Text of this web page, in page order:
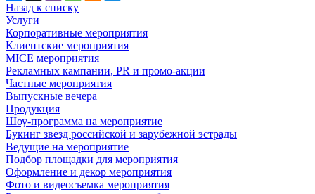
Назад к списку
Услуги
Корпоративные мероприятия
Клиентские мероприятия
MICE мероприятия
Рекламных кампании, PR и промо-акции
Частные мероприятия
Выпускные вечера
Продукция
Шоу-программа на мероприятие
Букинг звезд российской и зарубежной эстрады
Ведущие на мероприятие
Подбор площадки для мероприятия
Оформление и декор мероприятия
Фото и видеосъемка мероприятия